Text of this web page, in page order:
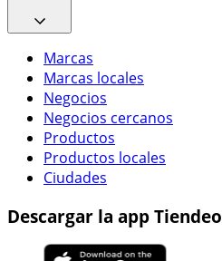
Marcas
Marcas locales
Negocios
Negocios cercanos
Productos
Productos locales
Ciudades
Descargar la app Tiendeo